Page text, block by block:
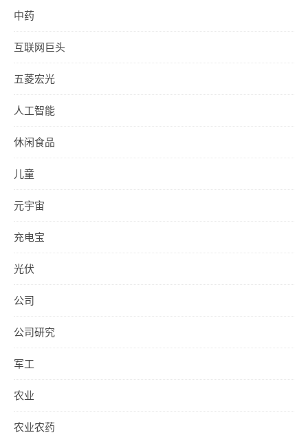
中药
互联网巨头
五菱宏光
人工智能
休闲食品
儿童
元宇宙
充电宝
光伏
公司
公司研究
军工
农业
农业农药